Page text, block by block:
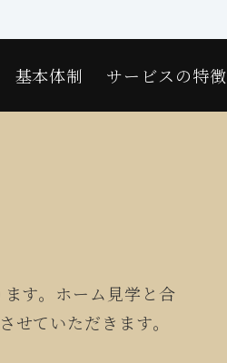
基本体制 サービスの特徴
す。ホーム見学と合
ていただきます。